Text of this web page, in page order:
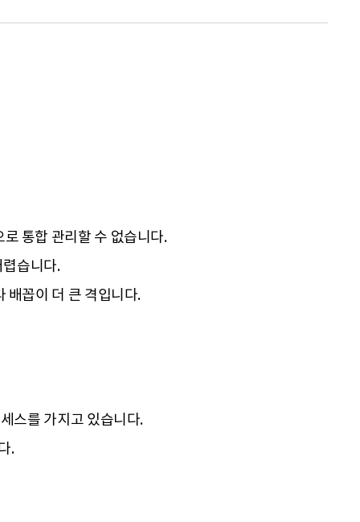
통합 관리할 수 없습니다.
습니다.
배꼽이 더 큰 격입니다.
스를 가지고 있습니다.
.